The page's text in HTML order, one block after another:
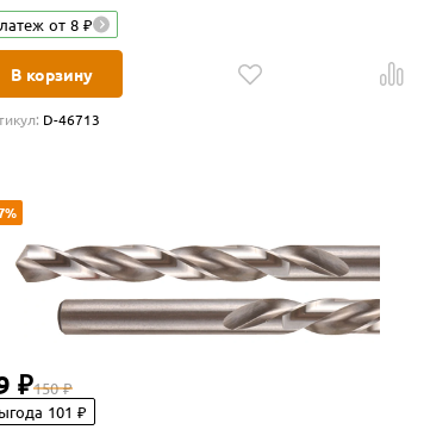
от 8 ₽
В корзину
D-46713
₽150 ₽
101 ₽